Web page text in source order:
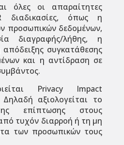
όλες οι απαραίτητες
διαδικασίες, όπως η
προσωπικών δεδομένων,
διαγραφής/λήθης, η
συγκατάθεσης
και η αντίδραση σε
Privacy Impact
αξιολογείται το
επίπτωσης στους
τυχόν διαρροή ή τη μη
των προσωπικών τους